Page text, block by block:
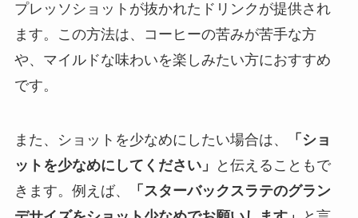
プレッソショットが抜かれたドリンクが提供され
ます。この方法は、コーヒーの苦みが苦手な方
や、マイルドな味わいを楽しみたい方におすすめ
です。
また、ショットを少なめにしたい場合は、
「ショ
ットを少なめにしてください」
と伝えることもで
きます。例えば、
「スターバックスラテのグラン